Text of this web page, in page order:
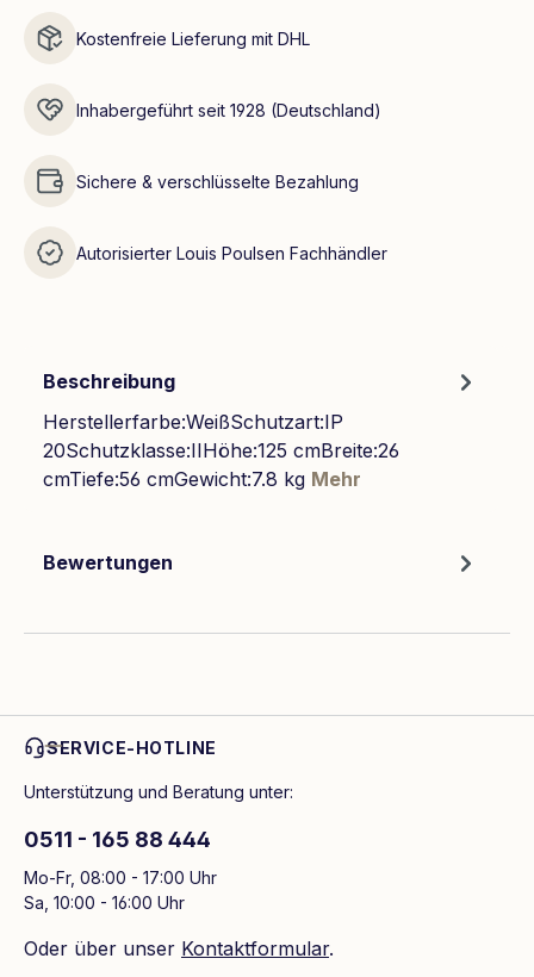
Kostenfreie Lieferung mit DHL
Inhabergeführt seit 1928 (Deutschland)
Sichere & verschlüsselte Bezahlung
Autorisierter Louis Poulsen Fachhändler
Beschreibung
Herstellerfarbe:WeißSchutzart:IP
20Schutzklasse:IIHöhe:125 cmBreite:26
cmTiefe:56 cmGewicht:7.8 kg Mehr
Bewertungen
SERVICE-HOTLINE
Unterstützung und Beratung unter:
0511 - 165 88 444
Mo-Fr, 08:00 - 17:00 Uhr
Sa, 10:00 - 16:00 Uhr
Oder über unser Kontaktformular.